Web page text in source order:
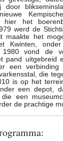
door
het
werd de
maakte het
Kwinten,
vond de
pand uitgebreid
een verbinding
die
is op het
een depot,
een
de prachtige